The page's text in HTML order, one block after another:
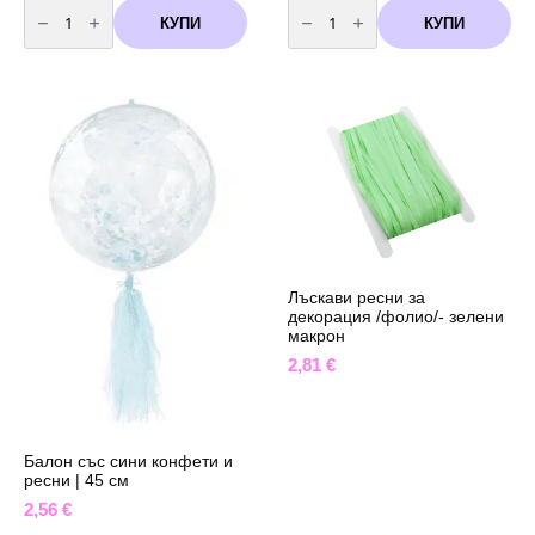
за
Лъскави
ресни
оранжеви
КУПИ за
Лъскави
ресни
КУПИ
Балон със сини конфети и
ресни | 45 см
2,56 €
Лъскави ресни за
декорация /фолио/- зелени
макрон
2,81 €